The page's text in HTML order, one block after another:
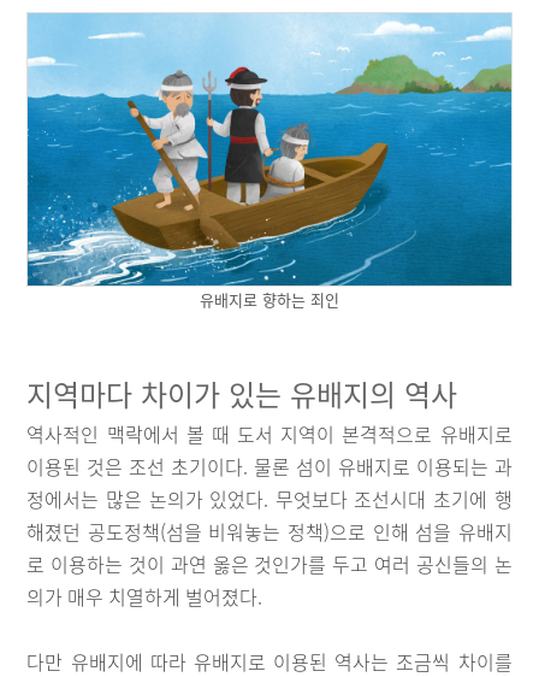
유배지로 향하는 죄인
지역마다 차이가 있는 유배지의 역사
역사적인 맥락에서 볼 때 도서 지역이 본격적으로 유배지로
이용된 것은 조선 초기이다. 물론 섬이 유배지로 이용되는 과
정에서는 많은 논의가 있었다. 무엇보다 조선시대 초기에 행
해졌던 공도정책(섬을 비워놓는 정책)으로 인해 섬을 유배지
로 이용하는 것이 과연 옳은 것인가를 두고 여러 공신들의 논
의가 매우 치열하게 벌어졌다.
다만 유배지에 따라 유배지로 이용된 역사는 조금씩 차이를